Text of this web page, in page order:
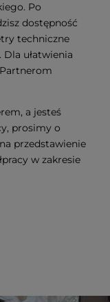
Po
dostępność
techniczne
ułatwienia
a jesteś
prosimy o
przedstawienie
w zakresie